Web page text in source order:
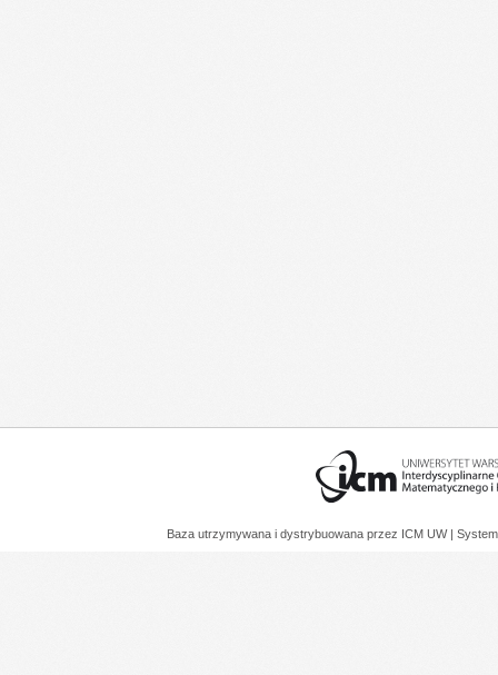
Baza utrzymywana i dystrybuowana przez ICM UW |